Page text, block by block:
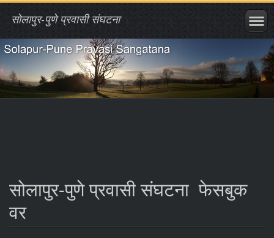
सोलापुर-पुणे प्रवासी संघटना
सोलापुर-पुणे प्रवासी संघटनाफेसबुक
वर